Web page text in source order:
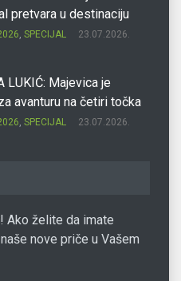
pretvara u destinaciju
, SPECIJAL 23.07.2026.
LUKIĆ: Majevica je
avanturu na četiri točka
, SPECIJAL 23.07.2026.
Ako želite da imate
nove priče u Vašem